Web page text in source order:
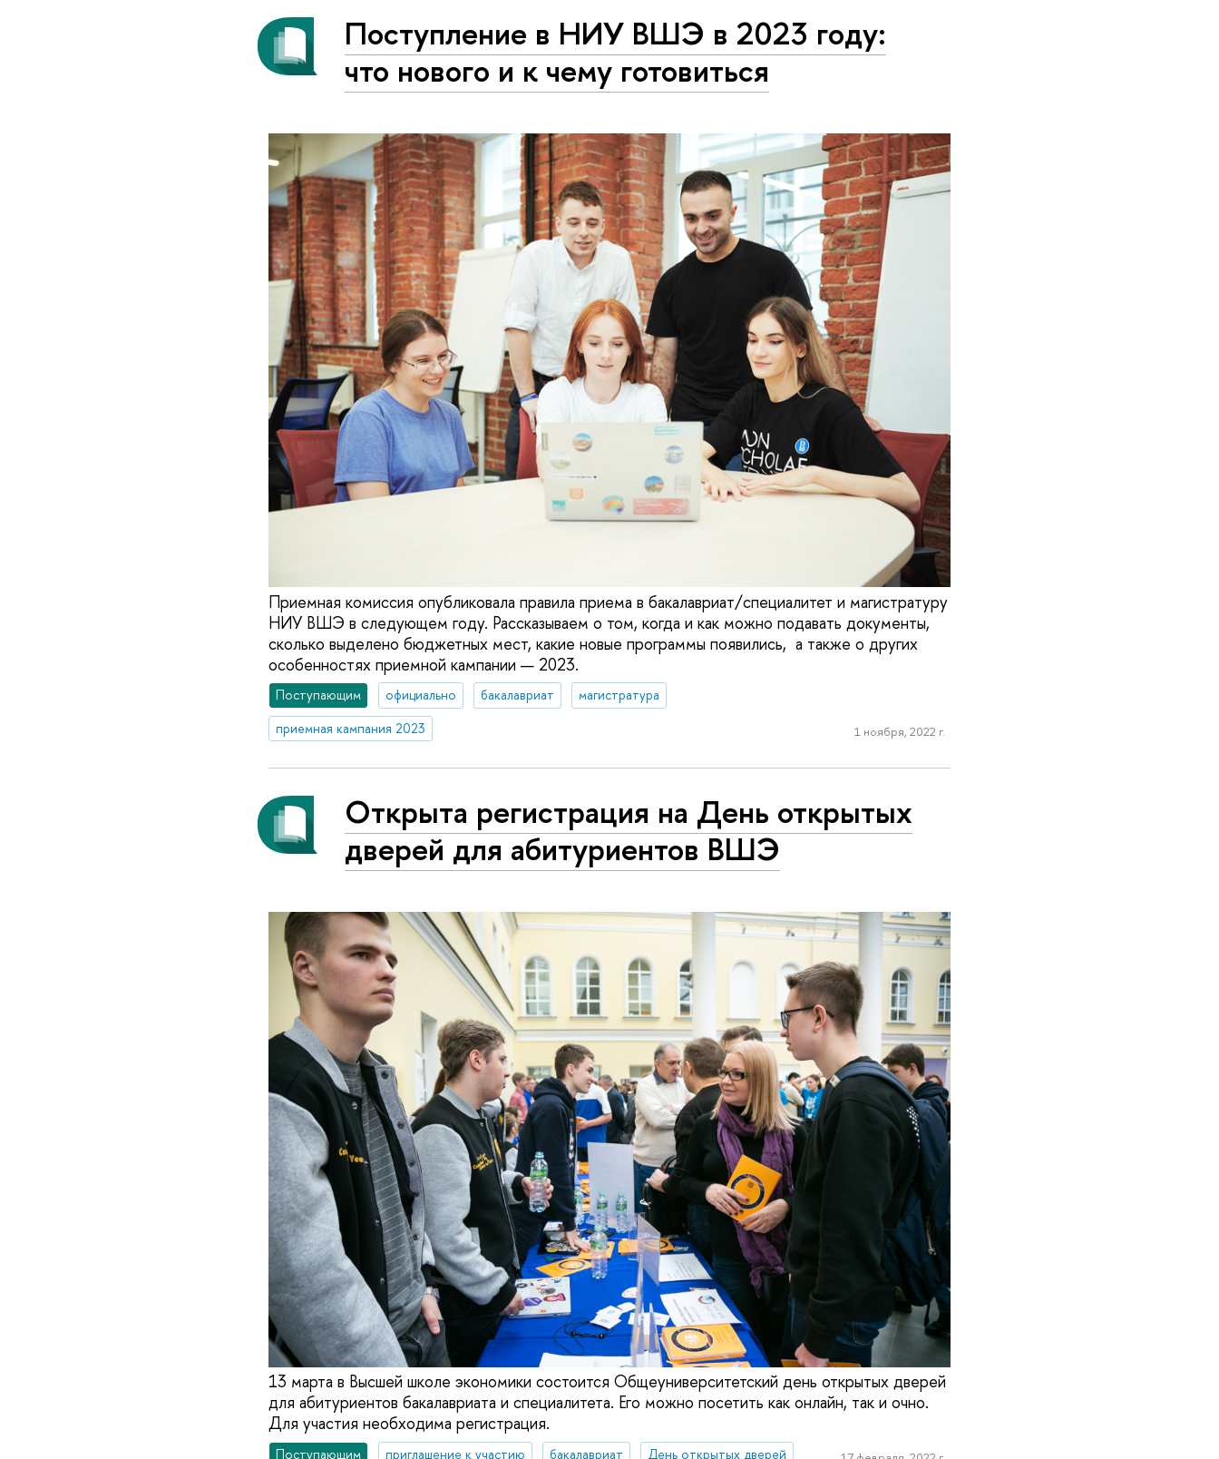
Поступление в НИУ ВШЭ в 2023 году:
что нового и к чему готовиться
Приемная комиссия опубликовала правила приема в бакалавриат/специалитет и магистратуру
НИУ ВШЭ в следующем году. Рассказываем о том, когда и как можно подавать документы,
сколько выделено бюджетных мест, какие новые программы появились, а также о других
особенностях приемной кампании — 2023.
Поступающим официально бакалавриат
магистратура
приемная кампания 2023
1 ноября, 2022 г.
Открыта регистрация на День открытых
дверей для абитуриентов ВШЭ
13 марта в Высшей школе экономики состоится Общеуниверситетский день открытых дверей
для абитуриентов бакалавриата и специалитета. Его можно посетить как онлайн, так и очно.
Для участия необходима регистрация.
Поступающим приглашение к участию бакалавриат День открытых дверей